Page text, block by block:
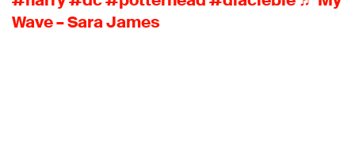
Wave – Sara James